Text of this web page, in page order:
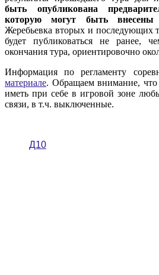
быть опубликована
которую могут быть внесены
Жеребьевка вторых и последующих
будет публиковаться не ранее,
окончания тура, ориентировочно
Информация по регламенту
материале. Обращаем внимание, что
иметь при себе в игровой зоне
связи, в т.ч. выключенные.
Д10